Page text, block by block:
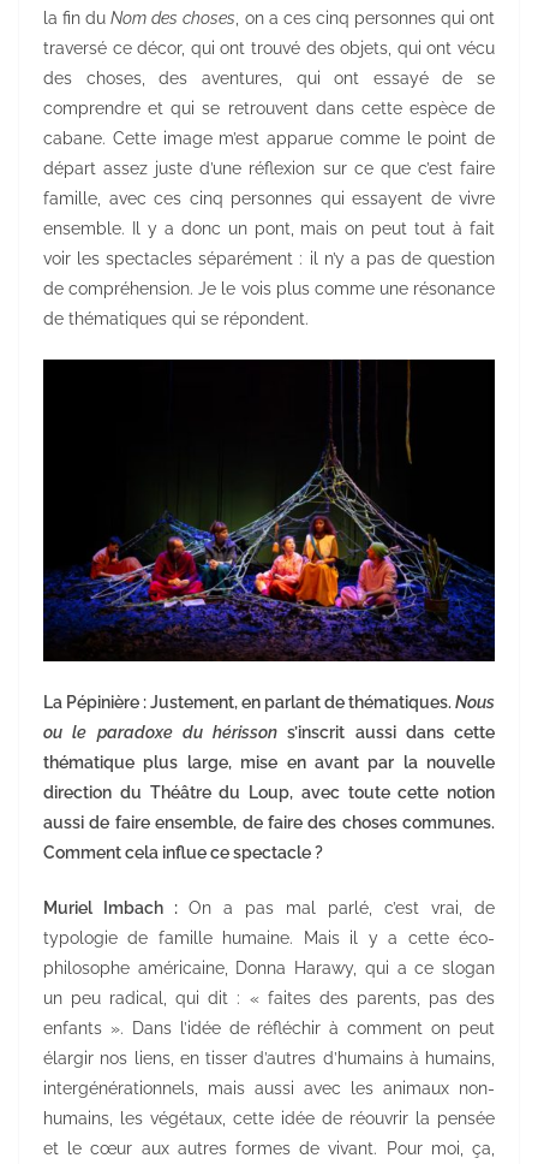
la fin duNom des choses, on a ces cinq personnes qui ont
traversé ce décor, qui ont trouvé des objets, qui ont vécu
des choses, des aventures, qui ont essayé de se
comprendre et qui se retrouvent dans cette espèce de
cabane. Cette image m’est apparue comme le point de
départ assez juste d’une réflexion sur ce que c’est faire
famille, avec ces cinq personnes qui essayent de vivre
ensemble. Il y a donc un pont, mais on peut tout à fait
voir les spectacles séparément : il n’y a pas de question
de compréhension. Je le vois plus comme une résonance
de thématiques qui se répondent.
La Pépinière : Justement, en parlant de thématiques.Nous
ou le paradoxe du hérisson s’inscrit aussi dans cette
thématique plus large, mise en avant par la nouvelle
direction du Théâtre du Loup, avec toute cette notion
aussi de faire ensemble, de faire des choses communes.
Comment cela influe ce spectacle ?
Muriel Imbach : On a pas mal parlé, c’est vrai, de
typologie de famille humaine. Mais il y a cette éco-
philosophe américaine, Donna Harawy, qui a ce slogan
un peu radical, qui dit : « faites des parents, pas des
enfants ». Dans l’idée de réfléchir à comment on peut
élargir nos liens, en tisser d’autres d’humains à humains,
intergénérationnels, mais aussi avec les animaux non-
humains, les végétaux, cette idée de réouvrir la pensée
et le cœur aux autres formes de vivant. Pour moi, ça,